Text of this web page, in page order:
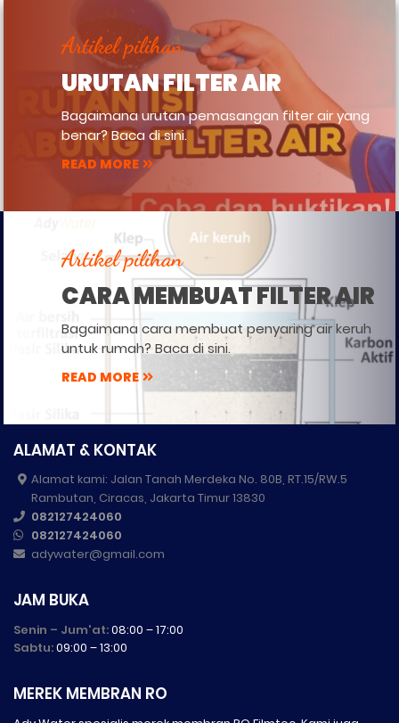
Artikel pilihan
URUTAN FILTER AIR
Bagaimana urutan pemasangan filter air yang
benar? Baca di sini.
READ MORE
Artikel pilihan
CARA MEMBUAT FILTER AIR
Bagaimana cara membuat penyaring air keruh
untuk rumah? Baca di sini.
READ MORE
ALAMAT & KONTAK
Alamat kami: Jalan Tanah Merdeka No. 80B, RT.15/RW.5
Rambutan, Ciracas, Jakarta Timur 13830
082127424060
082127424060
adywater@gmail.com
JAM BUKA
Senin – Jum'at:08:00 – 17:00
Sabtu:09:00 – 13:00
MEREK MEMBRAN RO